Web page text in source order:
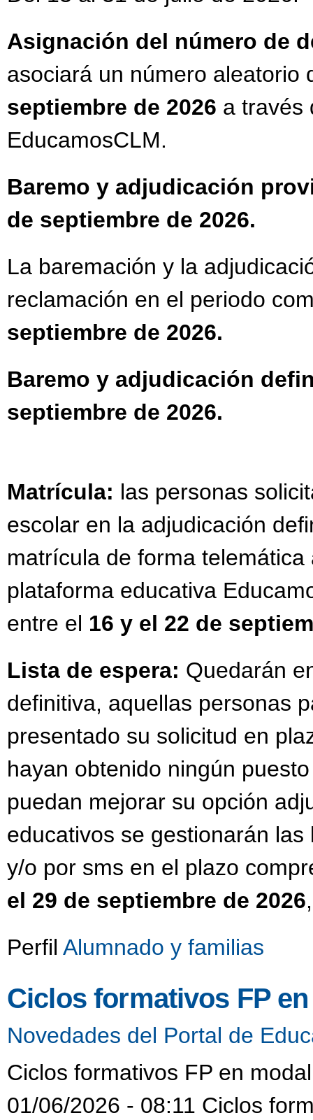
Asignación del número de
asociará un número
septiembre de 2026 a través
EducamosCLM.
Baremo y adjudicación
de septiembre de 2026.
La baremación y la
reclamación en el periodo
septiembre de 2026.
Baremo y adjudicación
septiembre de 2026.
Matrícula: las personas
escolar en la adjudicación
matrícula de forma
plataforma educativa
entre el 16 y el 22 de
Lista de espera: Quedarán
definitiva, aquellas personas
presentado su solicitud en
hayan obtenido ningún
puedan mejorar su opción
educativos se gestionarán
y/o por sms en el plazo
el 29 de septiembre de 2026
Perfil Alumnado y familias
Ciclos formativos FP
Novedades del Portal de
Ciclos formativos FP en
01/06/2026 - 08:11 Ciclos